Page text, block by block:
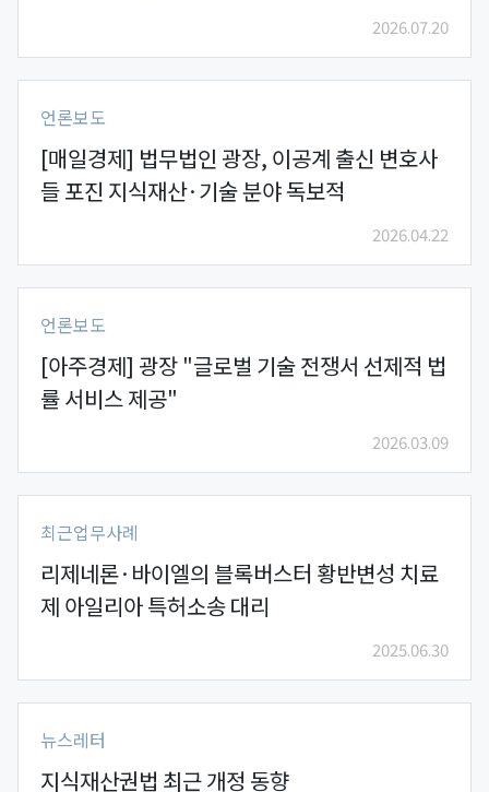
2026.07.20
언론보도
[매일경제] 법무법인 광장, 이공계 출신 변호사
들 포진 지식재산·기술 분야 독보적
2026.04.22
언론보도
[아주경제] 광장 "글로벌 기술 전쟁서 선제적 법
률 서비스 제공"
2026.03.09
최근업무사례
리제네론·바이엘의 블록버스터 황반변성 치료
제 아일리아 특허소송 대리
2025.06.30
뉴스레터
지식재산권법 최근 개정 동향